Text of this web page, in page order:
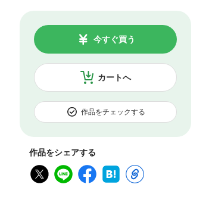
カートへ
今すぐ買う
作品をチェックする
作品をシェアする